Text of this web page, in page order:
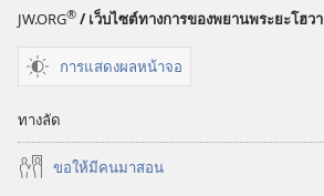
JW.ORG® / เว็บไซต์ทางการของพยานพระยะโฮวา
การแสดงผลหน้าจอ
ทางลัด
ขอ​ให้​มี​คน​มา​สอน